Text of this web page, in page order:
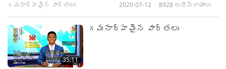
గమనార్హమైన వార్తలు 2020-07-12 8928 అభిప్రాయాలు
35:11
గమనార్హమైన వార్తలు